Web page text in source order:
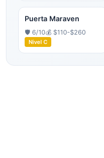
Puerta Maraven
🛡️ 6/10💰 $110-$260
Nivel C